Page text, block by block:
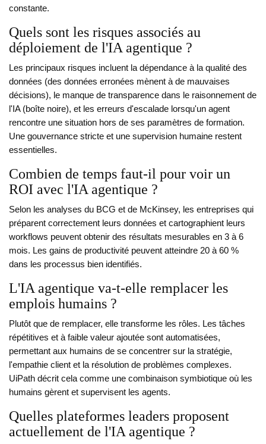
constante.
Quels sont les risques associés au
déploiement de l'IA agentique ?
Les principaux risques incluent la dépendance à la qualité des
données (des données erronées mènent à de mauvaises
décisions), le manque de transparence dans le raisonnement de
l'IA (boîte noire), et les erreurs d'escalade lorsqu'un agent
rencontre une situation hors de ses paramètres de formation.
Une gouvernance stricte et une supervision humaine restent
essentielles.
Combien de temps faut-il pour voir un
ROI avec l'IA agentique ?
Selon les analyses du BCG et de McKinsey, les entreprises qui
préparent correctement leurs données et cartographient leurs
workflows peuvent obtenir des résultats mesurables en 3 à 6
mois. Les gains de productivité peuvent atteindre 20 à 60 %
dans les processus bien identifiés.
L'IA agentique va-t-elle remplacer les
emplois humains ?
Plutôt que de remplacer, elle transforme les rôles. Les tâches
répétitives et à faible valeur ajoutée sont automatisées,
permettant aux humains de se concentrer sur la stratégie,
l'empathie client et la résolution de problèmes complexes.
UiPath décrit cela comme une combinaison symbiotique où les
humains gèrent et supervisent les agents.
Quelles plateformes leaders proposent
actuellement de l'IA agentique ?